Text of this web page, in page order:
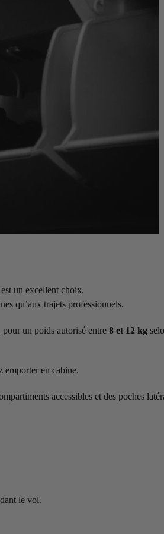
un excellent choix.
qu’aux trajets professionnels.
pour un poids autorisé entre 8 et 12 kg
emporter en cabine.
accessibles et des poches
le vol.